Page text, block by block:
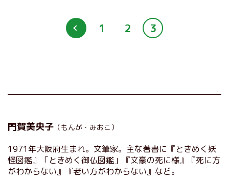
1 2 3
門賀美央子 （もんが・みおこ）
1971年大阪府生まれ。文筆家。主な著書に『ときめく妖
怪図鑑』「ときめく御仏図鑑」『文豪の死に様』『死に方
がわからない』『老い方がわからない』など。